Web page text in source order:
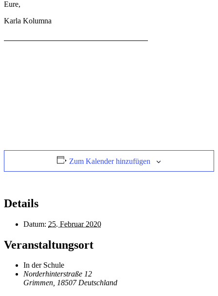
Eure,
Karla Kolumna
Zum Kalender hinzufügen
Details
Datum: 25. Februar 2020
Veranstaltungsort
In der Schule
Norderhinterstraße 12
Grimmen, 18507 Deutschland